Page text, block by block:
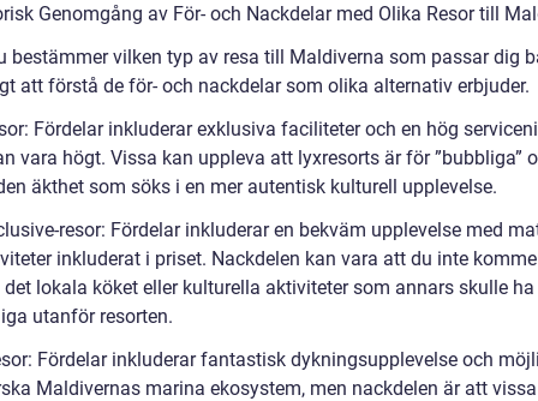
Genomgång av För- och Nackdelar med Olika Resor till
bestämmer vilken typ av resa till Maldiverna som passar dig
att förstå de för- och nackdelar som olika alternativ erbjuder.
Fördelar inkluderar exklusiva faciliteter och en hög
vara högt. Vissa kan uppleva att lyxresorts är för ”bubbliga”
äkthet som söks i en mer autentisk kulturell upplevelse.
resor: Fördelar inkluderar en bekväm upplevelse med
inkluderat i priset. Nackdelen kan vara att du inte
lokala köket eller kulturella aktiviteter som annars skulle
utanför resorten.
Fördelar inkluderar fantastisk dykningsupplevelse och
Maldivernas marina ekosystem, men nackdelen är att vissa